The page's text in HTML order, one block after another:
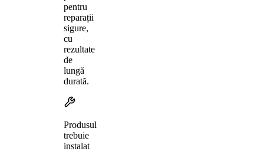
pentru
reparații
sigure,
cu
rezultate
de
lungă
durată.
Produsul
trebuie
instalat